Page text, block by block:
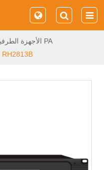
الأجهزة الطرفية PA
100V خط المتحدث محدد التبديل RH2813B